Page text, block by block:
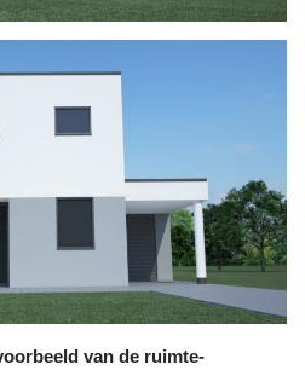
van de ruimte-